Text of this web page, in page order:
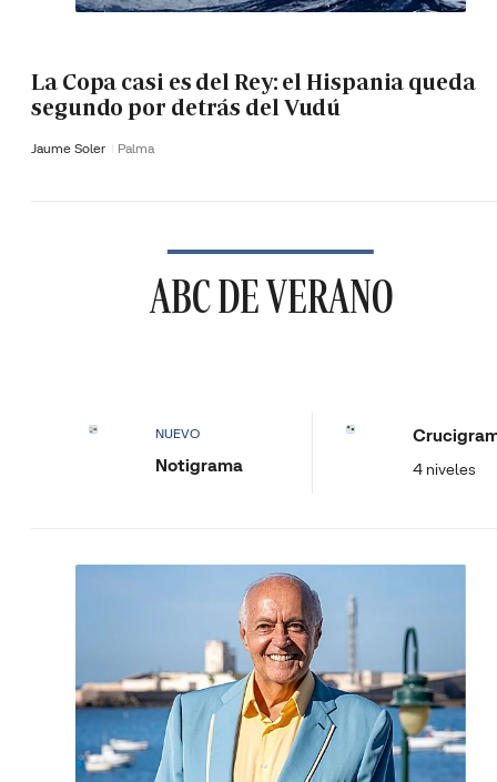
La Copa casi es del Rey: el Hispania queda
segundo por detrás del Vudú
Jaume Soler Palma
ABC DE VERANO
NUEVO
Notigrama 4 niveles